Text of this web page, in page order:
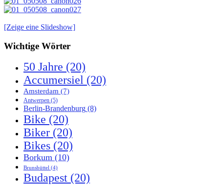
[Zeige eine Slideshow]
Wichtige Wörter
50 Jahre (20)
Accumersiel (20)
Amsterdam (7)
Antwerpen (5)
Berlin-Brandenburg (8)
Bike (20)
Biker (20)
Bikes (20)
Borkum (10)
Brunsbüttel (4)
Budapest (20)